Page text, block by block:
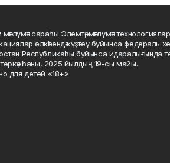
мәғлүмәт сараһы Элемтә, мәғлүмәт
өлкәһендә күҙәтеү буйынса федераль
Республикаһы буйынса идаралығында
һаны, 2025 йылдың 19-сы майы.
для детей «18+»